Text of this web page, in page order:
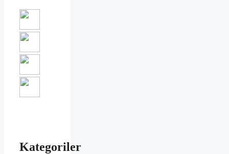
Kategoriler